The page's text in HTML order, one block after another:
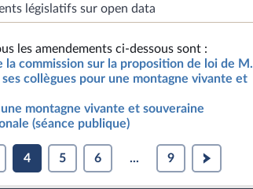
législatifs sur open data
les amendements ci-dessous sont :
la commission sur la proposition de loi de M.
collègues pour une montagne vivante et
une montagne vivante et souveraine
(séance publique)
4 5 6 ... 9